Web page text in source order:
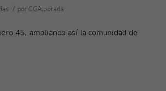
/ por CGAlborada
45, ampliando así la comunidad de